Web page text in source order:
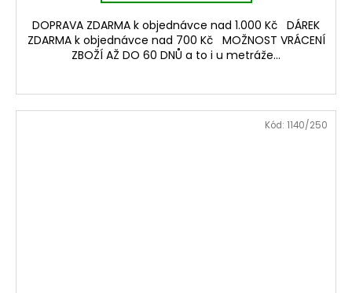
DOPRAVA ZDARMA k objednávce nad 1.000 Kč DÁREK
ZDARMA k objednávce nad 700 Kč MOŽNOST VRÁCENÍ
ZBOŽÍ AŽ DO 60 DNŮ a to i u metráže...
Kód: 1140/250